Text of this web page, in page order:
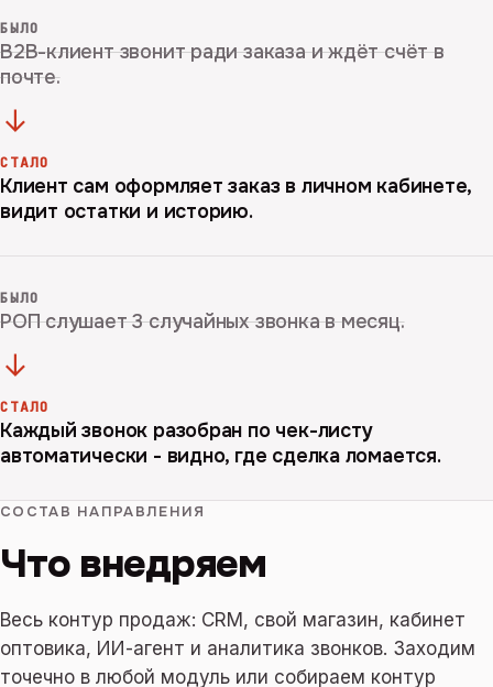
БЫЛО
B2B-клиент звонит ради заказа и ждёт счёт в
почте.
СТАЛО
Клиент сам оформляет заказ в личном кабинете,
видит остатки и историю.
БЫЛО
РОП слушает 3 случайных звонка в месяц.
СТАЛО
Каждый звонок разобран по чек-листу
автоматически - видно, где сделка ломается.
СОСТАВ НАПРАВЛЕНИЯ
Что внедряем
Весь контур продаж: CRM, свой магазин, кабинет
оптовика, ИИ-агент и аналитика звонков. Заходим
точечно в любой модуль или собираем контур